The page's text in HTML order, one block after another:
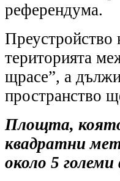
референдума.
Преустройство
територията
щрасе”, а
пространство
Площта, която
квадратни
около 5